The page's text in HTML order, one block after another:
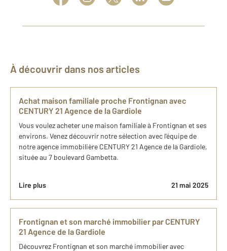
À découvrir dans nos articles
Achat maison familiale proche Frontignan avec
CENTURY 21 Agence de la Gardiole
Vous voulez acheter une maison familiale à Frontignan et ses
environs. Venez découvrir notre sélection avec l'équipe de
notre agence immobilière CENTURY 21 Agence de la Gardiole,
située au 7 boulevard Gambetta.
Lire plus 21 mai 2025
Frontignan et son marché immobilier par CENTURY
21 Agence de la Gardiole
Découvrez Frontignan et son marché immobilier avec